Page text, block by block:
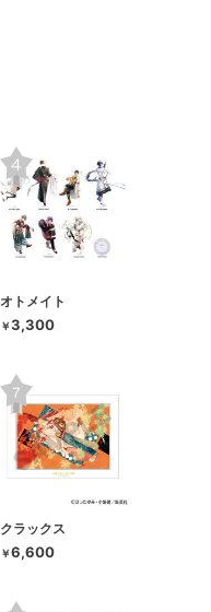
オトメイト
￥3,300
クラックス
￥6,600